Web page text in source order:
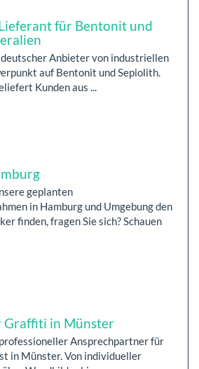
für Bentonit und
Anbieter von industriellen
auf Bentonit und Sepiolith.
Kunden aus ...
geplanten
in Hamburg und Umgebung den
finden, fragen Sie sich? Schauen
in Münster
Ansprechpartner für
in Münster. Von individueller